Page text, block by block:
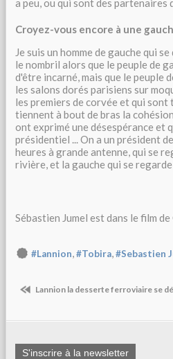
a peu, ou qui sont des partenaires
Croyez-vous encore à une
Je suis un homme de gauche qui
le nombril alors que le peuple de
d'être incarné, mais que le peuple
les salons dorés parisiens sur
les premiers de corvée et qui
tiennent à bout de bras la
ont exprimé une désespérance et
présidentiel ... On a un président
heures à grande antenne, qui se
rivière, et la gauche qui se
Sébastien Jumel est dans le film
#Lannion,#Tobira,#Sebastien
Lannion la desserte ferroviaire se
S'inscrire à la newsletter